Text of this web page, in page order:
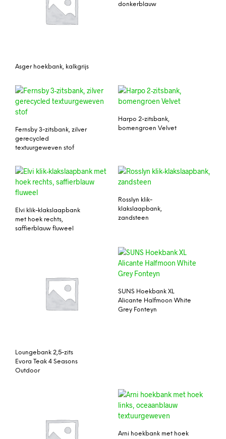
Asger hoekbank, kalkgrijs
donkerblauw
Fernsby 3-zitsbank, zilver
gerecycled
textuurgeweven stof
Harpo 2-zitsbank,
bomengroen Velvet
Elvi klik-klakslaapbank
met hoek rechts,
saffierblauw fluweel
Rosslyn klik-
klakslaapbank,
zandsteen
Loungebank 2,5-zits
Evora Teak 4 Seasons
Outdoor
SUNS Hoekbank XL
Alicante Halfmoon White
Grey Fonteyn
Arni hoekbank met hoek